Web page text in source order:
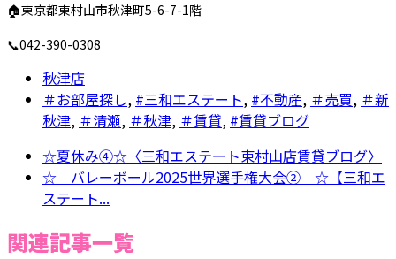
🏠東京都東村山市秋津町5-6-7-1階
📞042-390-0308
秋津店
＃お部屋探し, #三和エステート, #不動産, ＃売買, ＃新
秋津, ＃清瀬, ＃秋津, ＃賃貸, #賃貸ブログ
☆夏休み④☆〈三和エステート東村山店賃貸ブログ〉
☆ バレーボール2025世界選手権大会② ☆【三和エ
ステート...
関連記事一覧